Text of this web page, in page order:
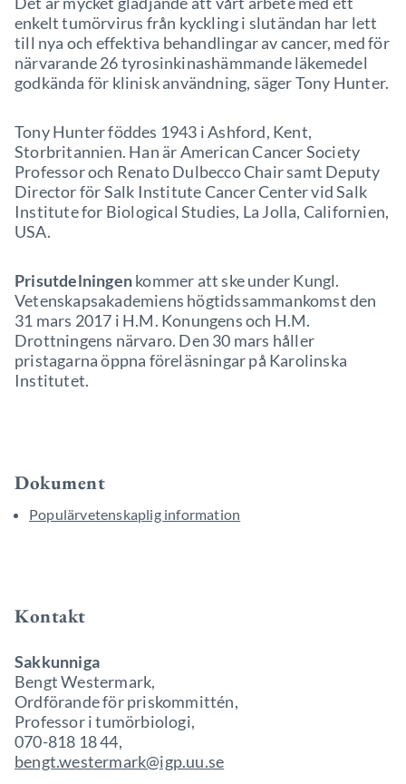
enkelt tumörvirus från kyckling i slutändan har lett
till nya och effektiva behandlingar av cancer, med för
närvarande 26 tyrosinkinashämmande läkemedel
godkända för klinisk användning, säger Tony Hunter.
Tony Hunter föddes 1943 i Ashford, Kent,
Storbritannien. Han är American Cancer Society
Professor och Renato Dulbecco Chair samt Deputy
Director för Salk Institute Cancer Center vid Salk
Institute for Biological Studies, La Jolla, Californien,
USA.
Prisutdelningenkommer att ske under Kungl.
Vetenskapsakademiens högtidssammankomst den
31 mars 2017 i H.M. Konungens och H.M.
Drottningens närvaro. Den 30 mars håller
pristagarna öppna föreläsningar på Karolinska
Institutet.
Dokument
Populärvetenskaplig information
Kontakt
Sakkunniga
Bengt Westermark,
Ordförande för priskommittén,
Professor i tumörbiologi,
070-818 18 44,
bengt.westermark@igp.uu.se